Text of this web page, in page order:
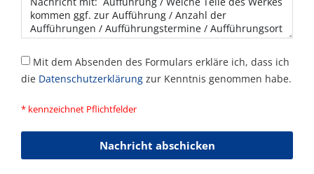
Mit dem Absenden des Formulars erkläre ich, dass ich
die Datenschutzerklärung zur Kenntnis genommen habe.
* kennzeichnet Pflichtfelder
Nachricht abschicken